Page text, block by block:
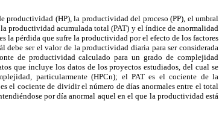
productividad (HP), la productividad del proceso (PP), el umbral
productividad acumulada total (PAT) y el índice de anormalidad
la pérdida que sufre la productividad por el efecto de los factores
ser el valor de la productividad diaria para ser considerada
de productividad calculado para un grado de complejidad
que incluye los datos de los proyectos estudiados, del cual se
particularmente (HPCn); el PAT es el cociente de la
el cociente de dividir el número de días anormales entre el total
por día anormal aquel en el que la productividad está